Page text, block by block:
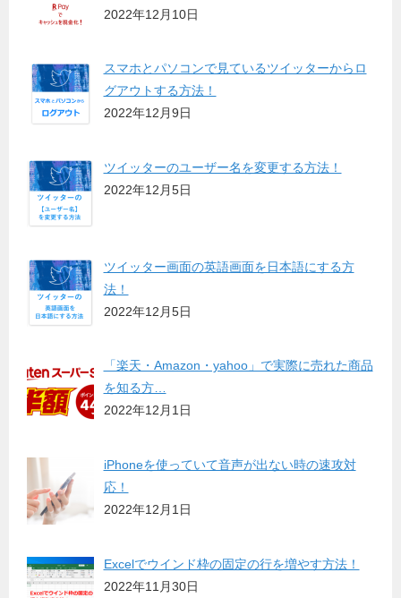
2022年12月10日
スマホとパソコンで見ているツイッターからロ
グアウトする方法！
2022年12月9日
ツイッターのユーザー名を変更する方法！
2022年12月5日
ツイッター画面の英語画面を日本語にする方
法！
2022年12月5日
「楽天・Amazon・yahoo」で実際に売れた商品
を知る方…
2022年12月1日
iPhoneを使っていて音声が出ない時の速攻対
応！
2022年12月1日
Excelでウインド枠の固定の行を増やす方法！
2022年11月30日